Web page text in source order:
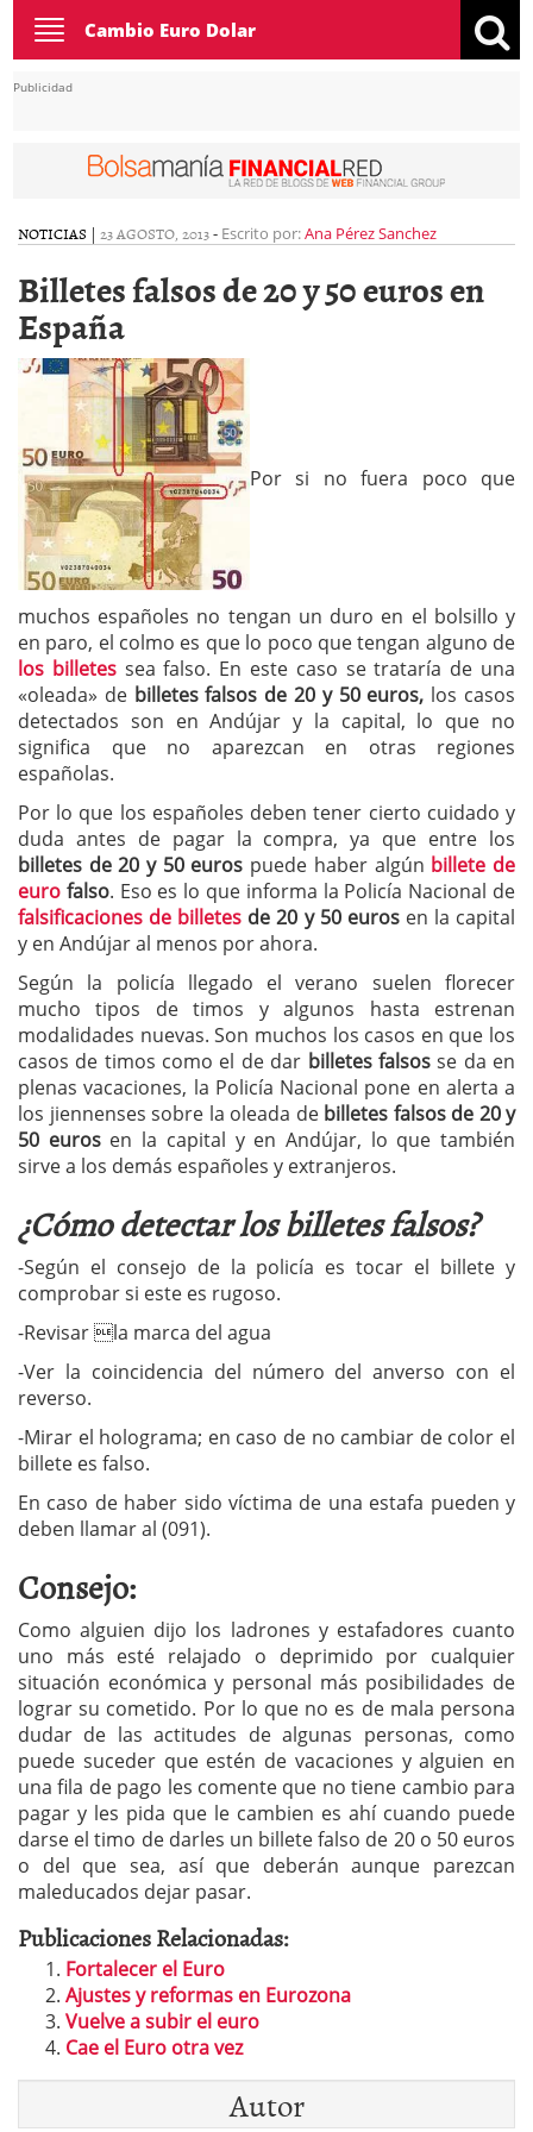
Toggle
navigation
Cambio Euro Dolar
Publicidad
NOTICIAS | 23 AGOSTO, 2013- Escrito por:Ana Pérez Sanchez
Billetes falsos de 20 y 50 euros en
España
Por si no fuera poco que
muchos españoles no tengan un duro en el bolsillo y
en paro, el colmo es que lo poco que tengan alguno de
los billetessea falso. En este caso se trataría de una
«oleada» de billetes falsos de 20 y 50 euros, los casos
detectados son en Andújar y la capital, lo que no
significa que no aparezcan en otras regiones
españolas.
Por lo que los españoles deben tener cierto cuidado y
duda antes de pagar la compra, ya que entre los
billetes de 20 y 50 euros puede haber algún billete de
euro falso. Eso es lo que informa la Policía Nacional de
falsificaciones de billetes de 20 y 50 eurosen la capital
y en Andújar al menos por ahora.
Según la policía llegado el verano suelen florecer
mucho tipos de timos y algunos hasta estrenan
modalidades nuevas. Son muchos los casos en que los
casos de timos como el de dar billetes falsosse da en
plenas vacaciones, la Policía Nacional pone en alerta a
los jiennenses sobre la oleada de billetes falsos de 20 y
50 eurosen la capital y en Andújar, lo que también
sirve a los demás españoles y extranjeros.
¿Cómo detectar los billetes falsos?
-Según el consejo de la policía es tocar el billete y
comprobar si este es rugoso.
-Revisar la marca del agua
-Ver la coincidencia del número del anverso con el
reverso.
-Mirar el holograma; en caso de no cambiar de color el
billete es falso.
En caso de haber sido víctima de una estafa pueden y
deben llamar al (091).
Consejo:
Como alguien dijo los ladrones y estafadores cuanto
uno más esté relajado o deprimido por cualquier
situación económica y personal más posibilidades de
lograr su cometido. Por lo que no es de mala persona
dudar de las actitudes de algunas personas, como
puede suceder que estén de vacaciones y alguien en
una fila de pago les comente que no tiene cambio para
pagar y les pida que le cambien es ahí cuando puede
darse el timo de darles un billete falso de 20 o 50 euros
o del que sea, así que deberán aunque parezcan
maleducados dejar pasar.
Publicaciones Relacionadas:
Fortalecer el Euro
Ajustes y reformas en Eurozona
Vuelve a subir el euro
Cae el Euro otra vez
Autor